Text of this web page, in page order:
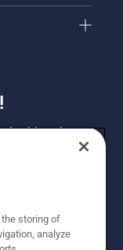
the storing of
analyze